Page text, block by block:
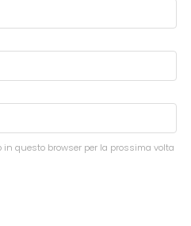
in questo browser per la prossima volta